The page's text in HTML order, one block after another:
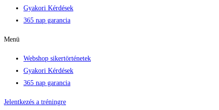
Gyakori Kérdések
365 nap garancia
Menü
Webshop sikertörténetek
Gyakori Kérdések
365 nap garancia
Jelentkezés a tréningre